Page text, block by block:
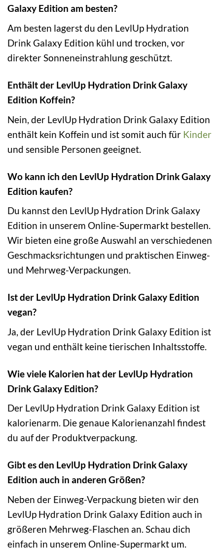
Galaxy Edition am besten?
Am besten lagerst du den LevlUp Hydration
Drink Galaxy Edition kühl und trocken, vor
direkter Sonneneinstrahlung geschützt.
Enthält der LevlUp Hydration Drink Galaxy
Edition Koffein?
Nein, der LevlUp Hydration Drink Galaxy Edition
enthält kein Koffein und ist somit auch für Kinder
und sensible Personen geeignet.
Wo kann ich den LevlUp Hydration Drink Galaxy
Edition kaufen?
Du kannst den LevlUp Hydration Drink Galaxy
Edition in unserem Online-Supermarkt bestellen.
Wir bieten eine große Auswahl an verschiedenen
Geschmacksrichtungen und praktischen Einweg-
und Mehrweg-Verpackungen.
Ist der LevlUp Hydration Drink Galaxy Edition
vegan?
Ja, der LevlUp Hydration Drink Galaxy Edition ist
vegan und enthält keine tierischen Inhaltsstoffe.
Wie viele Kalorien hat der LevlUp Hydration
Drink Galaxy Edition?
Der LevlUp Hydration Drink Galaxy Edition ist
kalorienarm. Die genaue Kalorienanzahl findest
du auf der Produktverpackung.
Gibt es den LevlUp Hydration Drink Galaxy
Edition auch in anderen Größen?
Neben der Einweg-Verpackung bieten wir den
LevlUp Hydration Drink Galaxy Edition auch in
größeren Mehrweg-Flaschen an. Schau dich
einfach in unserem Online-Supermarkt um.